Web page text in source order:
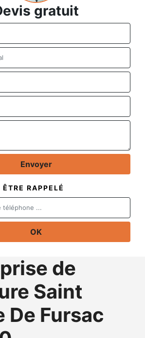
gratuit
ÊTRE RAPPELÉ
de
Saint
De Fursac